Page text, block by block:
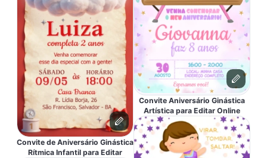
Convite de Aniversário Ginástica
Rítmica Infantil para Editar
Convite Aniversário Ginástica
Artística para Editar Online